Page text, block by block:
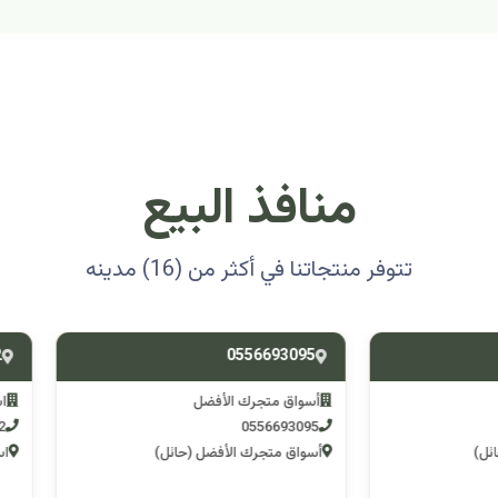
منافذ البيع
تتوفر منتجاتنا في أكثر من (16) مدينه
متجرك الأفضل
متجرك الأفضل (حائل)
اسوق مكشات جو
اسوق مكشات جو (الرصف)